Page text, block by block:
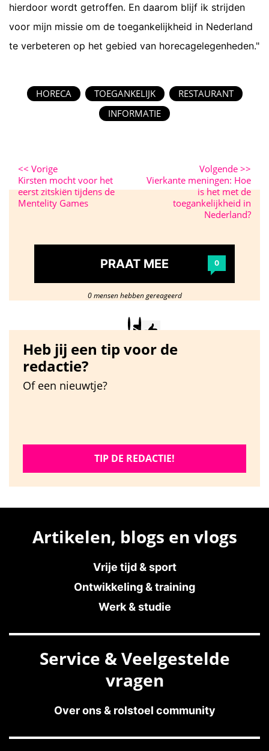
hierdoor wordt getroffen. En daarom blijf ik strijden
voor mijn missie om de toegankelijkheid in Nederland
te verbeteren op het gebied van horecagelegenheden."
HORECA TOEGANKELIJK
RESTAURANT
INFORMATIE
<< Vorige
Kirsten mocht voor het
eerst zitskiën tijdens de
Mentelity Games
Volgende >>
Vierkante meningen: Hoe
is het met de
toegankelijkheid in
Nederland?
PRAAT MEE 0
0 mensen hebben gereageerd
Heb jij een tip voor de
redactie?
Of een nieuwtje?
TIP DE REDACTIE!
Artikelen, blogs en vlogs
Vrije tijd & sport
Ontwikkeling & training
Werk & studie
Service & Veelgestelde
vragen
Over ons & rolstoel community